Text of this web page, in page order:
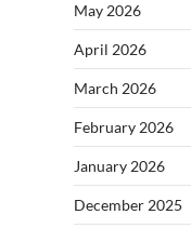
May 2026
April 2026
March 2026
February 2026
January 2026
December 2025